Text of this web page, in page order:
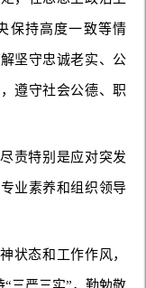
保持高度一致等情
坚守忠诚老实、公
遵守社会公德、职
责特别是应对突发
业素养和组织领导
状态和工作作风，
三严三实”，勤勉敬